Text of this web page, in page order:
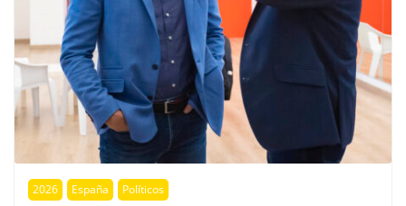
2026 España Políticos